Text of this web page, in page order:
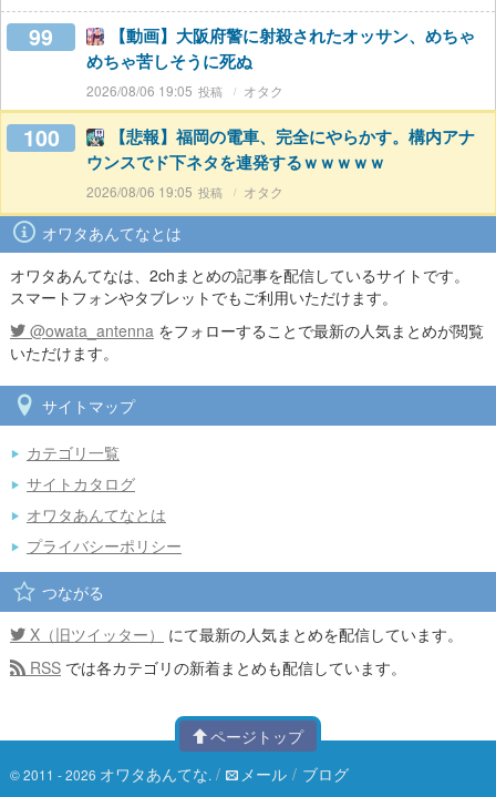
99
【動画】大阪府警に射殺されたオッサン、めちゃ
めちゃ苦しそうに死ぬ
2026/08/06 19:05 オタク
100
【悲報】福岡の電車、完全にやらかす。構内アナ
ウンスでド下ネタを連発するｗｗｗｗｗ
2026/08/06 19:05 オタク
オワタあんてなとは
オワタあんてなは、2chまとめの記事を配信しているサイトです。
スマートフォンやタブレットでもご利用いただけます。
@owata_antenna をフォローすることで最新の人気まとめが閲覧
いただけます。
サイトマップ
カテゴリ一覧
サイトカタログ
オワタあんてなとは
プライバシーポリシー
つながる
X（旧ツイッター）
にて最新の人気まとめを配信しています。
RSS では各カテゴリの新着まとめも配信しています。
ページトップ
© 2011 - 2026 オワタあんてな. / メール / ブログ